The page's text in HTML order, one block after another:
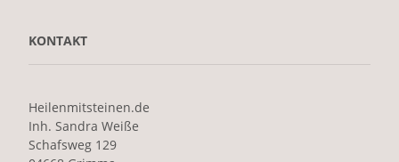
KONTAKT
Heilenmitsteinen.de
Inh. Sandra Weiße
Schafsweg 129